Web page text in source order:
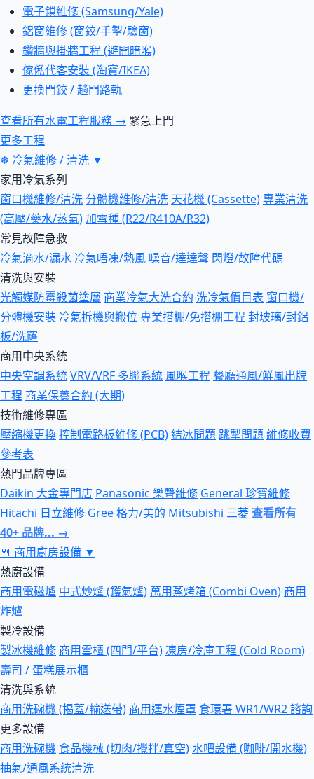
電子鎖維修 (Samsung/Yale)
鋁窗維修 (窗鉸/手掣/驗窗)
鑽牆與掛牆工程 (避開暗喉)
傢俬代客安裝 (淘寶/IKEA)
更換門鉸 / 趟門路軌
查看所有水電工程服務 → 緊急上門
更多工程
❄ 冷氣維修 / 清洗 ▼
家用冷氣系列
窗口機維修/清洗 分體機維修/清洗 天花機 (Cassette)專業清洗
(高壓/藥水/蒸氣)加雪種 (R22/R410A/R32)
常見故障急救
冷氣滴水/漏水 冷氣唔凍/熱風 噪音/達達聲 閃燈/故障代碼
清洗與安裝
光觸媒防霉殺菌塗層 商業冷氣大洗合約 洗冷氣價目表 窗口機/
分體機安裝 冷氣拆機與搬位 專業搭棚/免搭棚工程 封玻璃/封鋁
板/洗窿
商用中央系統
中央空調系統VRV/VRF 多聯系統 風喉工程 餐廳通風/鮮風出牌
工程 商業保養合約 (大期)
技術維修專區
壓縮機更換控制電路板維修 (PCB)結冰問題跳掣問題維修收費
參考表
熱門品牌專區
Daikin 大金專門店 Panasonic 樂聲維修 General 珍寶維修
Hitachi 日立維修 Gree 格力/美的 Mitsubishi 三菱查看所有
40+ 品牌... →
🍴 商用廚房設備 ▼
熱廚設備
商用電磁爐 中式炒爐 (鑊氣爐) 萬用蒸烤箱 (Combi Oven) 商用
炸爐
製冷設備
製冰機維修 商用雪櫃 (四門/平台)凍房/冷庫工程 (Cold Room)
壽司 / 蛋糕展示櫃
清洗與系統
商用洗碗機 (揭蓋/輸送帶) 商用運水煙罩 食環署 WR1/WR2 諮詢
更多設備
商用洗碗機 食品機械 (切肉/攪拌/真空)水吧設備 (咖啡/開水機)
抽氣/通風系統清洗